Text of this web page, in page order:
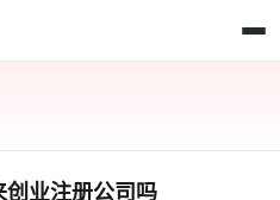
业注册公司吗